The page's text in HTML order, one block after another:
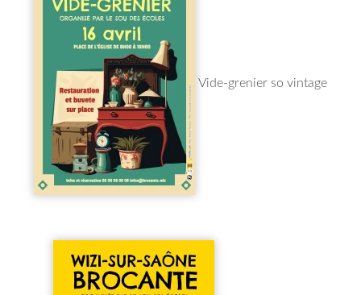
Vide-grenier so vintage